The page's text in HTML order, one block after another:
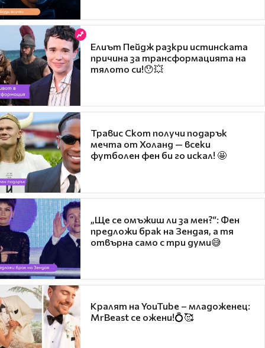
Елиът Пейдж разкри истинската
причина за трансформацията на
тялото си!😯💥
Травис Скот получи подарък
мечта от Холанд — всеки
футболен фен би го искал! 🤩
„Ще се омъжиш ли за мен?“: Фен
предложи брак на Зендая, а тя
отвърна само с три думи😅
Кралят на YouTube – младоженец:
MrBeast се ожени!💍🥰